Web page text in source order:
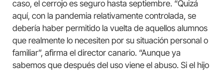
caso, el cerrojo es seguro hasta septiembre. “Quizá
aquí, con la pandemia relativamente controlada, se
debería haber permitido la vuelta de aquellos alumnos
que realmente lo necesiten por su situación personal o
familiar”, afirma el director canario. “Aunque ya
sabemos que después del uso viene el abuso. Si el hijo